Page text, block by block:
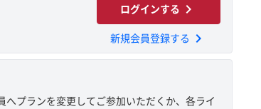
ログインする chevron_right
新規会員登録する chevron_right
へプランを変更してご参加いただくか、各ライ